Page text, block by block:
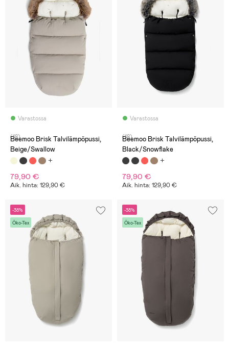
Varastossa
(18)
Beemoo Brisk Talvilämpöpussi,
Beige/Swallow
79,90 €
Aik. hinta: 129,90 €
Varastossa
(18)
Beemoo Brisk Talvilämpöpussi,
Black/Snowflake
79,90 €
Aik. hinta: 129,90 €
-38%
Öko-Tex
-38%
Öko-Tex